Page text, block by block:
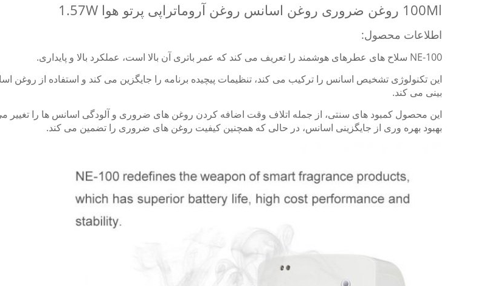
100Ml روغن ضروری روغن اسانس روغن آروماتراپی پرتو هوا 1.57W
اطلاعات محصول:
NE-100 سلاح های عطرهای هوشمند را تعریف می کند که عمر باتری آن بالا است، عملکرد بالا و پایداری.
این تکنولوژی تشخیص اسانس را ترکیب می کند، تنظیمات پیچیده برنامه را جایگزین می کند و استفاده از
بینی می کند.
این محصول کمبود های سنتی، از جمله اتلاف وقت اضافه کردن روغن های ضروری و آلودگی اسانس ها را تغییر
بهبود بهره وری از جایگزینی اسانس، در حالی که همچنین کیفیت روغن های ضروری را تضمین می کند.